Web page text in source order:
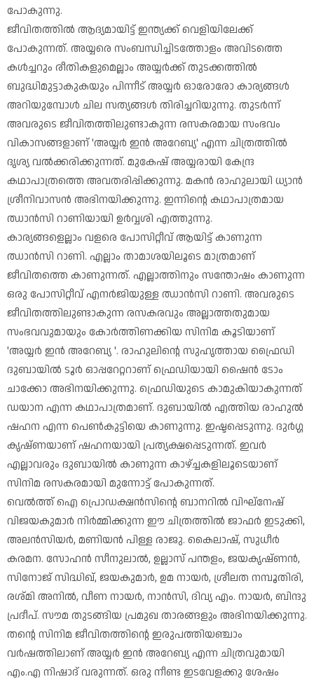
പോകുന്നു.
ജീവിതത്തിൽ ആദ്യമായിട്ട് ഇന്ത്യക്ക് വെളിയിലേക്ക്
പോകുന്നത്. അയ്യരെ സംബന്ധിച്ചിടത്തോളം അവിടത്തെ
കൾച്ചറും രീതികളുമെല്ലാം അയ്യർക്ക് തുടക്കത്തിൽ
ബുദ്ധിമുട്ടാകുകയും പിന്നീട് അയ്യർ ഓരോരോ കാര്യങ്ങൾ
അറിയുമ്പോൾ ചില സത്യങ്ങൾ തിരിച്ചറിയുന്നു. തുടർന്ന്
അവരുടെ ജീവിതത്തിലുണ്ടാകുന്ന രസകരമായ സംഭവം
വികാസങ്ങളാണ് 'അയ്യർ ഇൻ അറേബ്യ' എന്ന ചിത്രത്തിൽ
ദൃശ്യ വൽക്കരിക്കുന്നത്. മുകേഷ് അയ്യരായി കേന്ദ്ര
കഥാപാത്രത്തെ അവതരിപ്പിക്കുന്നു. മകൻ രാഹുലായി ധ്യാൻ
ശ്രീനിവാസൻ അഭിനയിക്കുന്നു. ഇന്നിന്റെ കഥാപാത്രമായ
ഝാൻസി റാണിയായി ഉർവ്വശി എത്തുന്നു.
കാര്യങ്ങളെല്ലാം വളരെ പോസിറ്റീവ് ആയിട്ട് കാണുന്ന
ഝാൻസി റാണി. എല്ലാം താമാശയിലൂടെ മാത്രമാണ്
ജീവിതത്തെ കാണുന്നത്. എല്ലാത്തിനും സന്തോഷം കാണുന്ന
ഒരു പോസിറ്റീവ് എനർജിയുള്ള ഝാൻസി റാണി. അവരുടെ
ജീവിതത്തിലുണ്ടാകുന്ന രസകരവും അല്ലാത്തതുമായ
സംഭവവുമായും കോർത്തിണക്കിയ സിനിമ കൂടിയാണ്
'അയ്യർ ഇൻ അറേബ്യ '. രാഹുലിന്റെ സുഹൃത്തായ ഫ്രൈഡി
ദുബായിൽ ടൂർ ഓപ്പറേറ്ററാണ് ഫ്രെഡിയായി ഷൈൻ ടോം
ചാക്കോ അഭിനയിക്കുന്നു. ഫ്രെഡിയുടെ കാമുകിയാകുന്നത്
ഡയാന എന്ന കഥാപാത്രമാണ്. ദുബായിൽ എത്തിയ രാഹുൽ
ഷഹന എന്ന പെൺകുട്ടിയെ കാണുന്നു. ഇഷ്ടപ്പെടുന്നു. ദുർഗ്ഗ
കൃഷ്ണയാണ് ഷഹനയായി പ്രത്യക്ഷപ്പെടുന്നത്. ഇവർ
എല്ലാവരും ദുബായിൽ കാണുന്ന കാഴ്ച്ചകളിലൂടെയാണ്
സിനിമ രസകരമായി മുന്നോട്ട് പോകുന്നത്.
വെൽത്ത് ഐ പ്രൊഡക്ഷൻസിന്റെ ബാനറിൽ വിഘ്നേഷ്
വിജയകുമാർ നിർമ്മിക്കുന്ന ഈ ചിത്രത്തിൽ ജാഫർ ഇടുക്കി,
അലൻസിയർ, മണിയൻ പിള്ള രാജു. കൈലാഷ്, സുധീർ
കരമന. സോഹൻ സീനുലാൽ, ഉല്ലാസ് പന്തളം, ജയകൃഷ്ണൻ,
സിനോജ് സിദ്ധിഖ്, ജയകുമാർ, ഉമ നായർ, ശ്രീലത നമ്പൂതിരി,
രശ്മി അനിൽ, വീണ നായർ, നാൻസി, ദിവ്യ എം. നായർ, ബിന്ദു
പ്രദീപ്. സൗമ തുടങ്ങിയ പ്രമുഖ താരങ്ങളും അഭിനയിക്കുന്നു.
തന്റെ സിനിമ ജീവിതത്തിന്റെ ഇരുപത്തിയഞ്ചാം
വർഷത്തിലാണ് അയ്യർ ഇൻ അറേബ്യ എന്ന ചിത്രവുമായി
എം.എ നിഷാദ് വരുന്നത്. ഒരു നീണ്ട ഇടവേളക്കു ശേഷം